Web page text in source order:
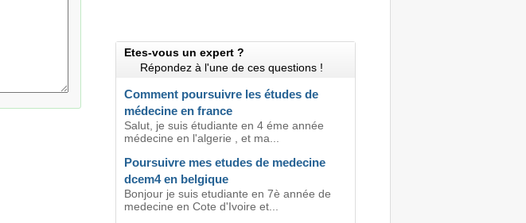
Etes-vous un expert ?
Répondez à l'une de ces questions !
Comment poursuivre les études de
médecine en france
Salut, je suis étudiante en 4 éme année
médecine en l'algerie , et ma...
Poursuivre mes etudes de medecine
dcem4 en belgique
Bonjour je suis etudiante en 7è année de
medecine en Cote d'Ivoire et...